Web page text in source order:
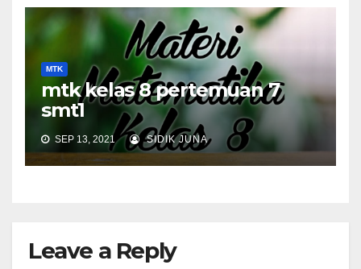
MTK
mtk kelas 8 pertemuan 7
smt1
SEP 13, 2021 SIDIK JUNA
Leave a Reply